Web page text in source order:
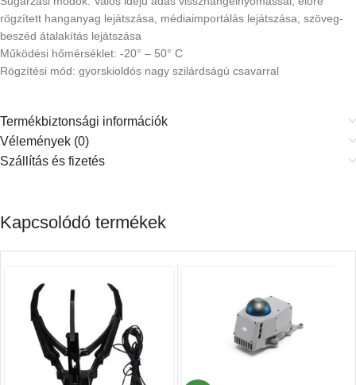
rögzített hanganyag lejátszása, médiaimportálás lejátszása, szöveg-
beszéd átalakítás lejátszása
Működési hőmérséklet: -20° – 50° C
Rögzítési mód: gyorskioldós nagy szilárdságú csavarral
Termékbiztonsági információk
Vélemények (0)
Szállítás és fizetés
Kapcsolódó termékek